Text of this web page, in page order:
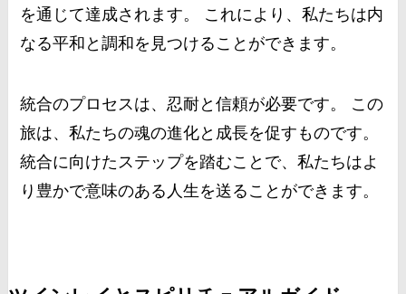
を通じて達成されます。 これにより、私たちは内
なる平和と調和を見つけることができます。
統合のプロセスは、忍耐と信頼が必要です。 この
旅は、私たちの魂の進化と成長を促すものです。
統合に向けたステップを踏むことで、私たちはよ
り豊かで意味のある人生を送ることができます。